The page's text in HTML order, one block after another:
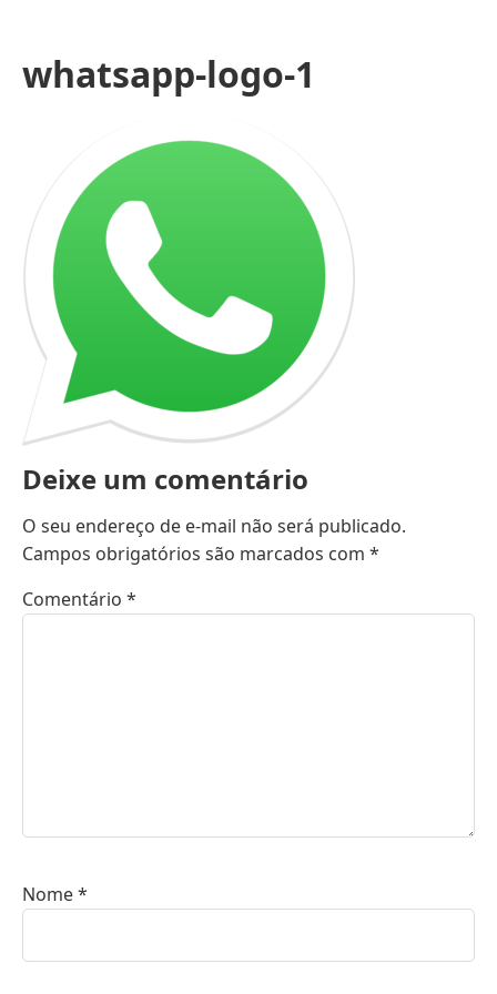
whatsapp-logo-1
Deixe um comentário
O seu endereço de e-mail não será publicado.
Campos obrigatórios são marcados com *
Comentário *
Nome*